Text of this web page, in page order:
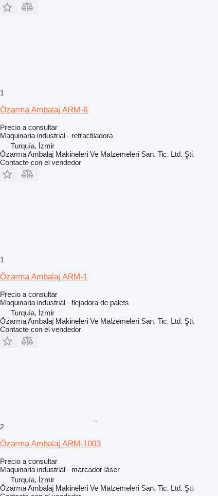
1
Özarma Ambalaj ARM-6
Precio a consultar
Maquinaria industrial - retractiladora
Turquía, İzmir
Özarma Ambalaj Makineleri Ve Malzemeleri San. Tic. Ltd. Şti.
Contacte con el vendedor
1
Özarma Ambalaj ARM-1
Precio a consultar
Maquinaria industrial - flejadora de palets
Turquía, İzmir
Özarma Ambalaj Makineleri Ve Malzemeleri San. Tic. Ltd. Şti.
Contacte con el vendedor
2
Özarma Ambalaj ARM-1003
Precio a consultar
Maquinaria industrial - marcador láser
Turquía, İzmir
Özarma Ambalaj Makineleri Ve Malzemeleri San. Tic. Ltd. Şti.